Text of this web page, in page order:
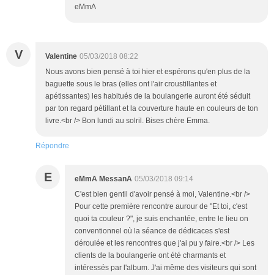
eMmA
V Valentine 05/03/2018 08:22
Nous avons bien pensé à toi hier et espérons qu'en plus de la
baguette sous le bras (elles ont l'air croustillantes et
apétissantes) les habitués de la boulangerie auront été séduit
par ton regard pétillant et la couverture haute en couleurs de ton
livre.<br /> Bon lundi au solril. Bises chère Emma.
Répondre
E eMmA MessanA 05/03/2018 09:14
C'est bien gentil d'avoir pensé à moi, Valentine.<br />
Pour cette première rencontre aurour de "Et toi, c'est
quoi ta couleur ?", je suis enchantée, entre le lieu on
conventionnel où la séance de dédicaces s'est
déroulée et les rencontres que j'ai pu y faire.<br /> Les
clients de la boulangerie ont été charmants et
intéressés par l'album. J'ai même des visiteurs qui sont